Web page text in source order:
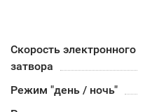
Скорость электронного
затвора
Режим "день / ночь"